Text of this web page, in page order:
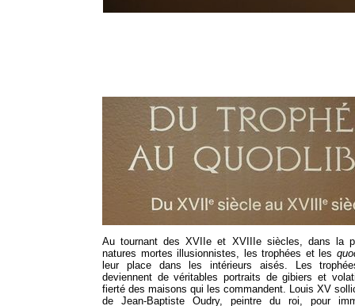
Au tournant des XVIIe et XVIIIe siècles, dans la
natures mortes illusionnistes, les trophées et les
leur place dans les intérieurs aisés. Les
deviennent de véritables portraits de gibiers et
fierté des maisons qui les commandent. Louis XV
de Jean-Baptiste Oudry, peintre du roi, pour